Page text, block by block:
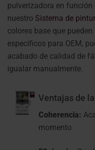
pulverizadora en
nuestro Sistema de
colores base que
específicos para OEM,
acabado de calidad de
igualar manualmente.
Ventajas de
Coherencia:
momento